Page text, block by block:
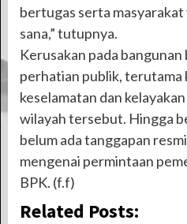
bertugas serta
sana,” tutupnya.
Kerusakan pada bangunan
perhatian publik, terutama
keselamatan dan
wilayah tersebut. Hingga
belum ada tanggapan
mengenai permintaan
BPK. (f.f)
Related Posts: